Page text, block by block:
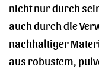
nicht nur durch
auch durch die
nachhaltiger
aus robustem,